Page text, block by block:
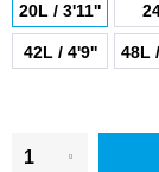
20L / 3'11''
42L / 4'9'' 48L